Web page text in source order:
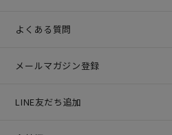
よくある質問
メールマガジン登録
LINE友だち追加